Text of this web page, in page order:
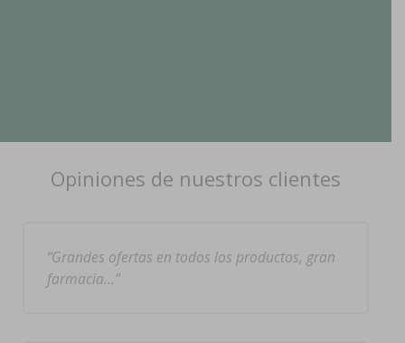
Opiniones de nuestros clientes
Grandes ofertas en todos los productos, gran
farmacia…